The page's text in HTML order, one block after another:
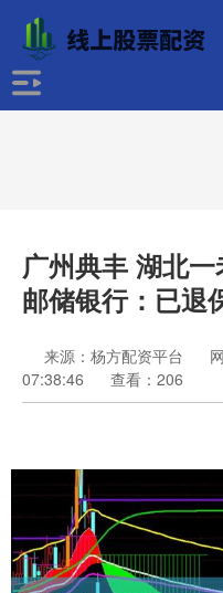
广州典丰 湖北一
邮储银行：已退
来源：杨方配资平台
07:38:46
查看：206